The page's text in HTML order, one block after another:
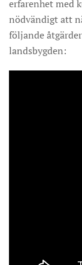
erfarenhet med
nödvändigt att
följande
landsbygden: